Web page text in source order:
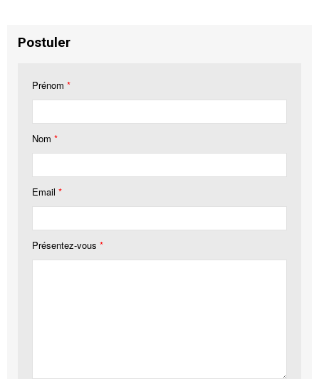
Postuler
Prénom *
Nom *
Email *
Présentez-vous *